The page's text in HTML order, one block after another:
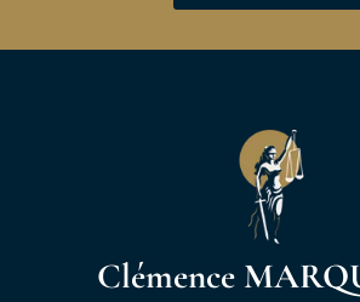
Clémence